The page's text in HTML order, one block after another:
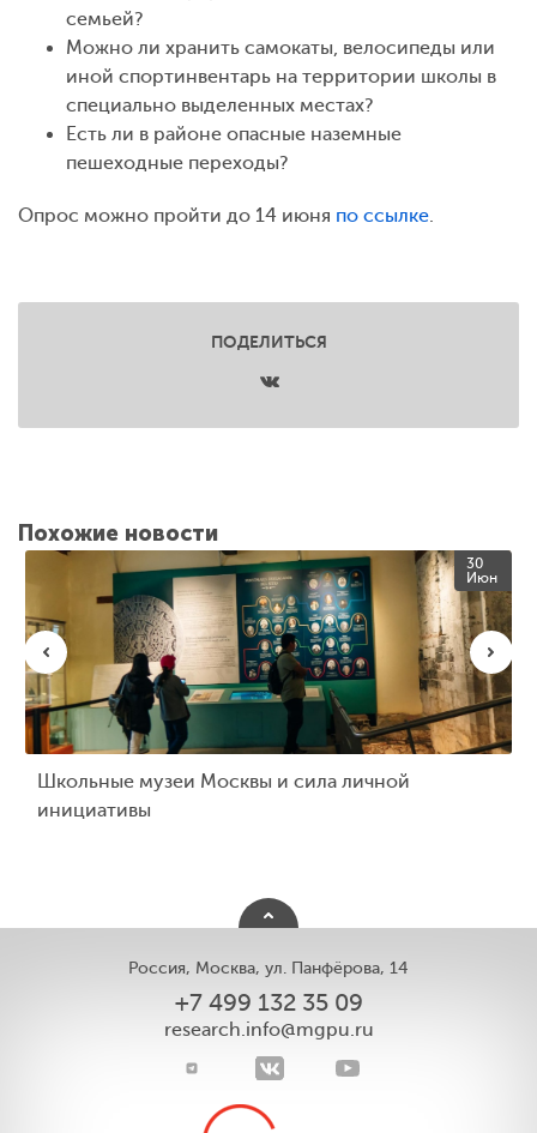
семьей?
Можно ли хранить самокаты, велосипеды или
иной спортинвентарь на территории школы в
специально выделенных местах?
Есть ли в районе опасные наземные
пешеходные переходы?
Опрос можно пройти до 14 июня по ссылке.
ПОДЕЛИТЬСЯ
Похожие новости
30
Июн
Школьные музеи Москвы и сила личной
инициативы
Россия, Москва, ул. Панфёрова, 14
+7 499 132 35 09
research.info@mgpu.ru